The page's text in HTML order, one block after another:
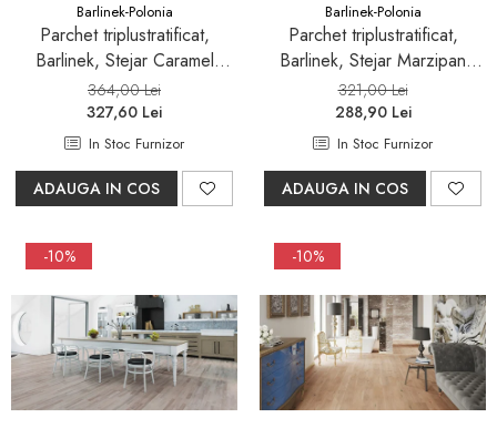
Barlinek-Polonia
Parchet triplustratificat,
Barlinek, Stejar Caramel
Grande
364,00 Lei
327,60 Lei
In Stoc Furnizor
ADAUGA IN COS
Barlinek-Polonia
Parchet triplustratificat,
Barlinek, Stejar Marzipan
Muffin Grande
321,00 Lei
288,90 Lei
In Stoc Furnizor
ADAUGA IN COS
-10% -10%